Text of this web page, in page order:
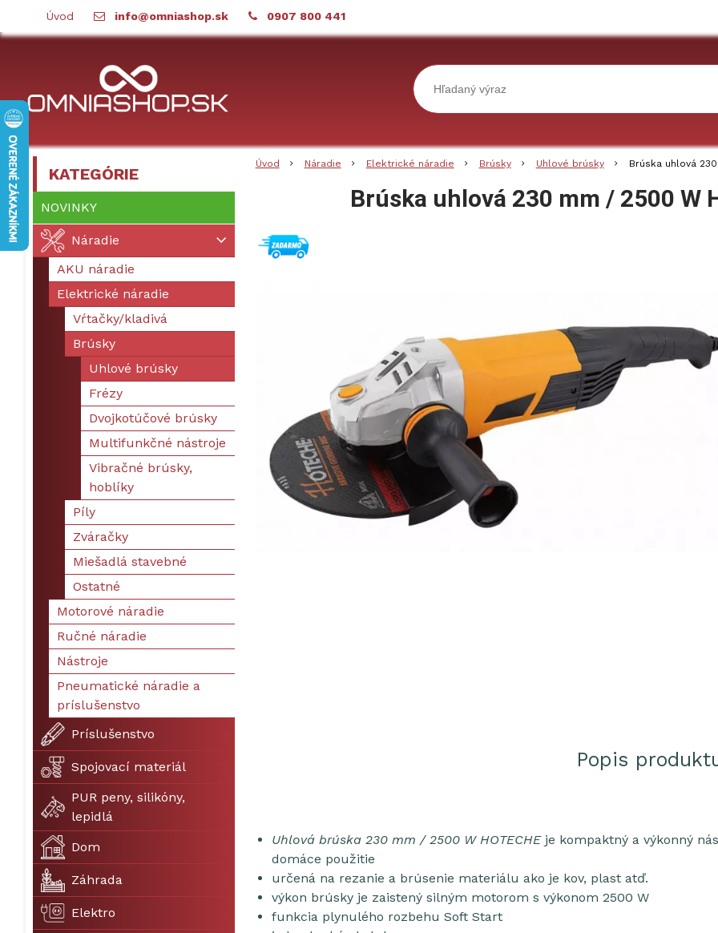
Úvod info@omniashop.sk 0907 800 441
Úvod Náradie Elektrické náradie Brúsky Uhlové brúsky Brúska uhlová 230
Brúska uhlová 230 mm / 2500 W
Popis
Uhlová brúska 230 mm / 2500 W HOTECHE je kompaktný a výkonný
domáce použitie
určená na rezanie a brúsenie materiálu ako je kov, plast atď.
výkon brúsky je zaistený silným motorom s výkonom 2500 W
funkcia plynulého rozbehu Soft Start
KATEGÓRIE
NOVINKY
Náradie
AKU náradie
Elektrické náradie
Vŕtačky/kladivá
Brúsky
Uhlové brúsky
Frézy
Dvojkotúčové brúsky
Multifunkčné nástroje
Vibračné brúsky,
hoblíky
Píly
Zváračky
Miešadlá stavebné
Ostatné
Motorové náradie
Ručné náradie
Nástroje
Pneumatické náradie a
príslušenstvo
Príslušenstvo
Spojovací materiál
PUR peny, silikóny,
lepidlá
Dom
Záhrada
Elektro